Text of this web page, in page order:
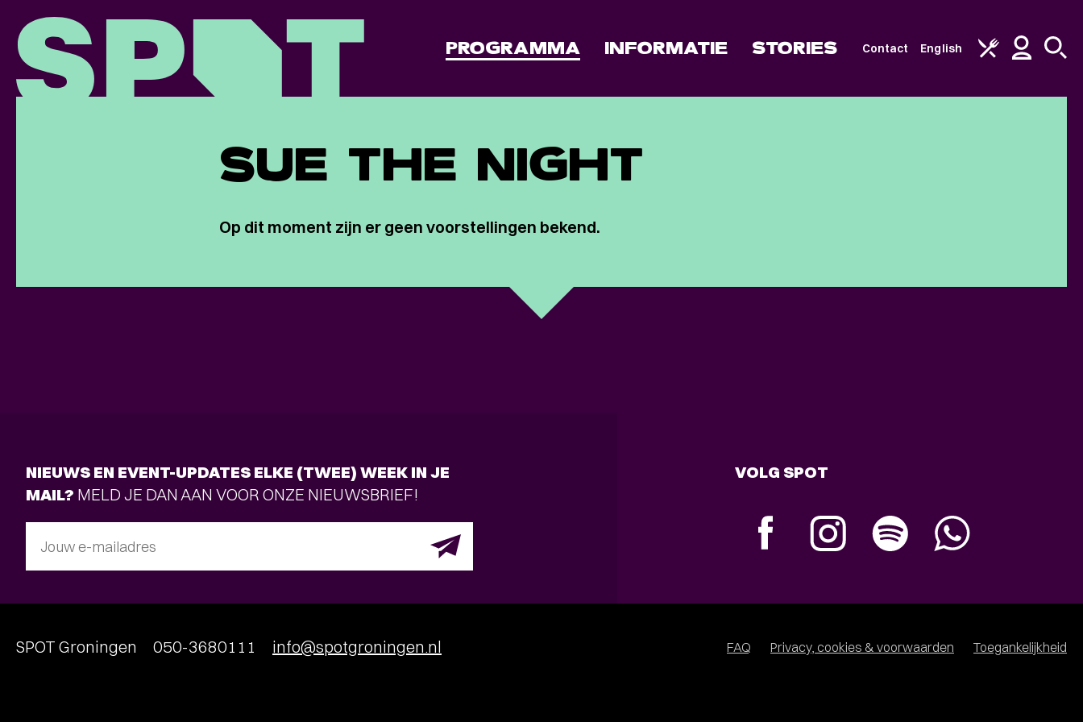
PROGRAMMA INFORMATIE STORIES Contact English
SUE THE NIGHT
Op dit moment zijn er geen voorstellingen bekend.
NIEUWS EN EVENT-UPDATES ELKE (TWEE) WEEK IN JE
MAIL? MELD JE DAN AAN VOOR ONZE NIEUWSBRIEF!
Jouw e-mailadres
VOLG SPOT
SPOT Groningen 050-3680111 info@spotgroningen.nl FAQ Privacy, cookies & voorwaarden Toegankelijkheid